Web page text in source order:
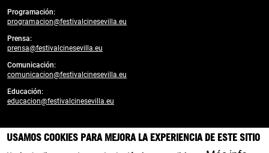
Programación:
programacion@festivalcinesevilla.eu
Prensa:
prensa@festivalcinesevilla.eu
Comunicación:
comunicacion@festivalcinesevilla.eu
Educación:
educacion@festivalcinesevilla.eu
Desarrollado por:enreda.coop
USAMOS COOKIES PARA MEJORA LA EXPERIENCIA DE ESTE SITIO